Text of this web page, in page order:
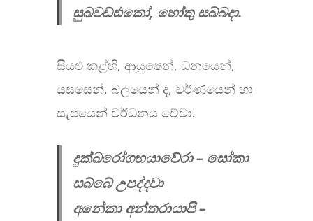
සුඛවඩ්ඪකෝ, හෝතු සබ්බදා.
සියළු කළ්හි, ආයුෂෙන්, ධනයෙන්,
යසසෙන්, බලයෙන් ද, වර්ණයෙන් හා
සැපයෙන් වර්ධනය වේවා.
දුක්ඛරෝගභයාවේරා – සෝකා
සබ්බේ උපද්දවා
අනේකා අන්තරායාපි –